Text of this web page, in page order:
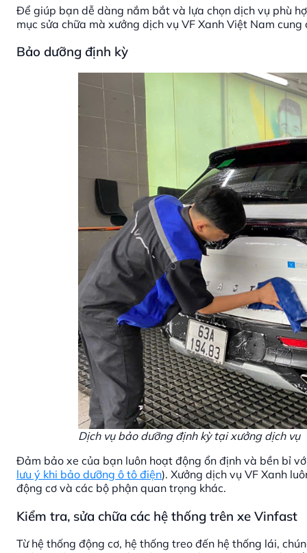
Để giúp bạn dễ dàng nắm bắt và lựa chọn dịch vụ phù
mục sửa chữa mà xưởng dịch vụ VF Xanh Việt Nam cung
Bảo dưỡng định kỳ
Dịch vụ bảo dưỡng định kỳ tại xưởng dịch vụ
Đảm bảo xe của bạn luôn hoạt động ổn định và bền bỉ
lưu ý khi bảo dưỡng ô tô điện). Xưởng dịch vụ VF Xanh
động cơ và các bộ phận quan trọng khác.
Kiểm tra, sửa chữa các hệ thống trên xe Vinfast
Từ hệ thống động cơ, hệ thống treo đến hệ thống lái,